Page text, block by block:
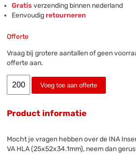
Gratis verzending binnen nederland
Eenvoudigretourneren
Offerte
Vraag bij grotere aantallen of geen
offerte aan.
Voeg toe aan offerte
Product informatie
Mocht je vragen hebben over de INA
VA HLA (25x52x34.1mm), neem dan